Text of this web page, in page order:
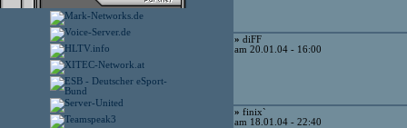
» diFF
am 20.01.04 - 16:00
» finix`
am 18.01.04 - 22:40